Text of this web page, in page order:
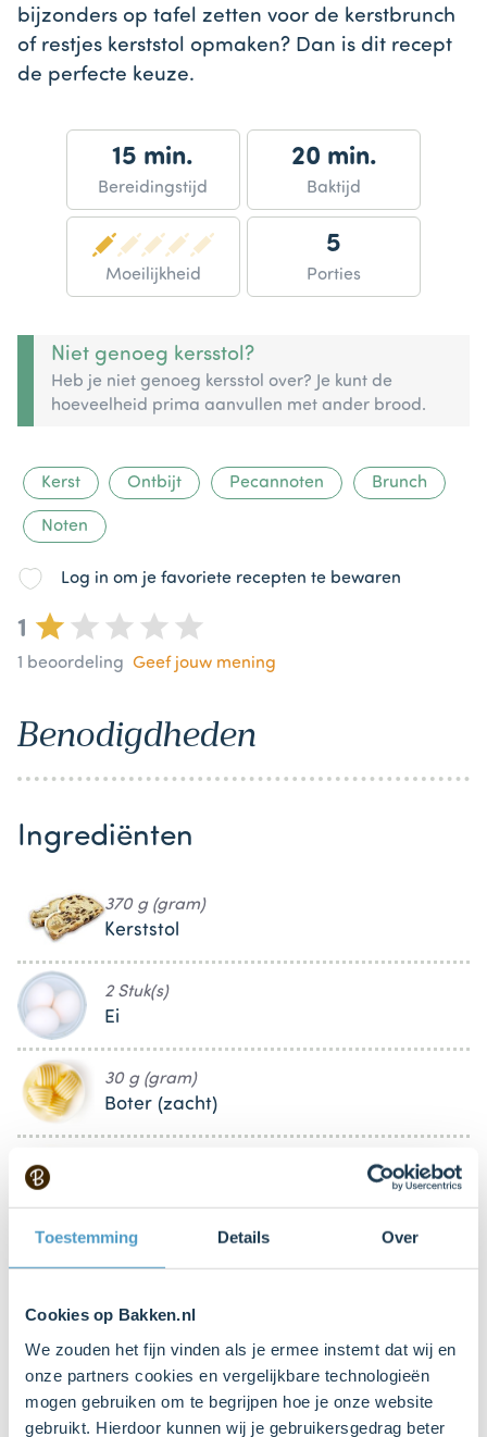
Toestemming Details Over
Cookies op Bakken.nl
We zouden het fijn vinden als je ermee instemt dat wij en
onze partners cookies en vergelijkbare technologieën
mogen gebruiken om te begrijpen hoe je onze website
gebruikt. Hierdoor kunnen wij je gebruikersgedrag beter
bijzonders op tafel zetten voor de kerstbrunch
of restjes kerststol opmaken? Dan is dit recept
de perfecte keuze.
15 min.
Bereidingstijd
20 min.
Baktijd
Moeilijkheid
5
Porties
Niet genoeg kersstol?
Heb je niet genoeg kersstol over? Je kunt de
hoeveelheid prima aanvullen met ander brood.
Kerst Ontbijt Pecannoten Brunch
Noten
Log in om je favoriete recepten te bewaren
1
1 beoordeling Geef jouw mening
Benodigdheden
Ingrediënten
370 g (gram)
Kerststol
2 Stuk(s)
Ei
30 g (gram)
Boter (zacht)
1 tl (theelepels)
60 g (gram)
Pecannoten (ongezouten)